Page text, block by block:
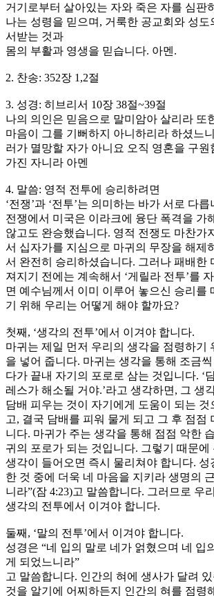
거기로부터 살아있는 자와 죽은 자를 심판
나는 성령을 믿으며, 거룩한 공교회와 성도
서받는 것과
몸의 부활과 영생을 믿습니다. 아멘.
2. 찬송: 352장 1,2절
3. 성경: 히브리서 10장 38절~39절
나의 의인은 믿음으로 말미암아 살리라 또
마음이 그를 기뻐하지 아니하리라 하셨느
러가 멸망할 자가 아니요 오직 영혼을 구원
가진 자니라 아멘
4. 말씀: 영적 전투에 승리하려면
‘전쟁’과 ‘전투’는 의미하는 바가 서로 다
전쟁에서 미국은 이라크에 융단 폭격을 가
않고도 완승했습니다. 영적 전쟁도 마찬가
서 십자가를 지심으로 마귀의 무장을 해제
서 완전히 승리하셨습니다. 그러나 패배한
져지기 전에는 계속해서 ‘게릴라 전투’를
면 예수님께서 이미 이루어 놓으신 승리를
기 위해 우리는 어떻게 해야 할까요?
첫째, ‘생각의 전투’에서 이겨야 합니다.
마귀는 제일 먼저 우리의 생각을 점령하기
을 넣어 줍니다. 마귀는 생각을 통해 조금
다가 끝내 자기의 포로로 삼는 것입니다. ‘
레스가 해소될 거야.’라고 생각하면, 그 생
담배 피우는 것이 자기에게 도움이 되는 것
고, 결국 담배를 피워 물게 되고 그 후 점점
니다. 마귀가 주는 생각을 통해 점점 악한
귀의 포로가 되는 것입니다. 그렇기 때문에
생각이 들어오면 즉시 물리쳐야 합니다. 성
한 것 중에 더욱 네 마음을 지키라 생명의
니라”(잠 4:23)고 말씀합니다. 그러므로 우
생각의 전투에서 이겨야 합니다.
둘째, ‘말의 전투’에서 이겨야 합니다.
성경은 “네 입의 말로 네가 얽혔으며 네 입
게 되었느니라”
고 말씀합니다. 인간의 혀에 생사가 달려 있
것을 알기에 어찌하든지 인간의 혀를 점령